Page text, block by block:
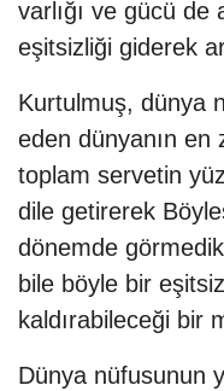
varlığı ve gücü de
eşitsizliği giderek
Kurtulmuş, dünya
eden dünyanın en
toplam servetin
dile getirerek
dönemde
bile böyle bir
kaldırabileceği bir
Dünya nüfusunun